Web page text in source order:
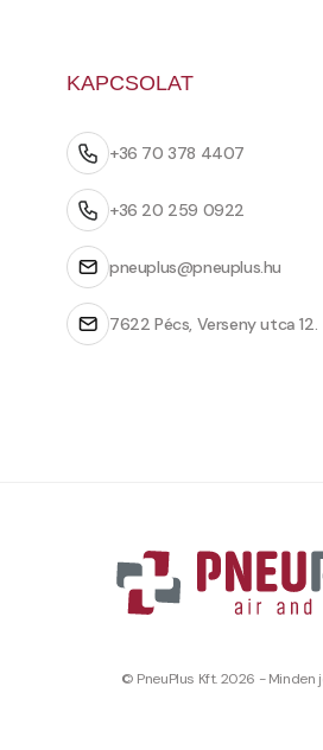
KAPCSOLAT
+36 70 378 4407
+36 20 259 0922
pneuplus@pneuplus.hu
7622 Pécs, Verseny utca 12.
© PneuPlus Kft. 2026 - Minden